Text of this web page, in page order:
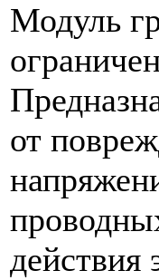
Модуль
от
действия